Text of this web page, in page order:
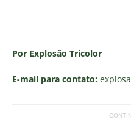
Por Explosão Tricolor
E-mail para contato: